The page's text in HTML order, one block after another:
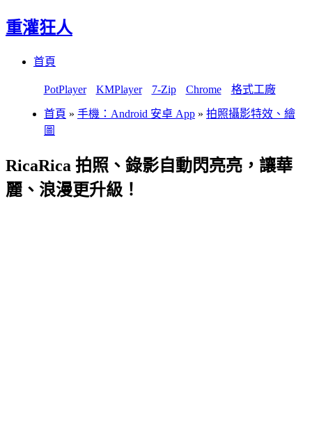
重灌狂人
首頁
PotPlayer KMPlayer 7-Zip Chrome 格式工廠
首頁 » 手機：Android 安卓 App » 拍照攝影特效、繪
圖
RicaRica 拍照、錄影自動閃亮亮，讓華
麗、浪漫更升級！